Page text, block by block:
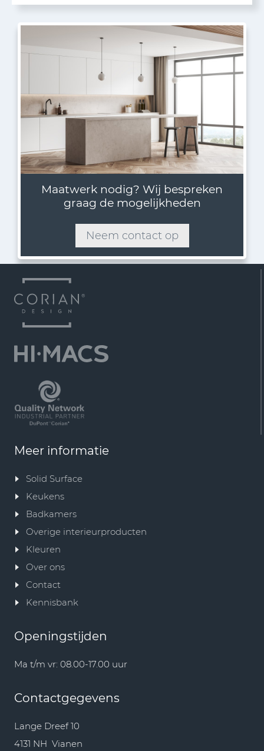
Maatwerk nodig? Wij bespreken
graag de mogelijkheden
Neem contact op
Meer informatie
Solid Surface
Keukens
Badkamers
Overige interieurproducten
Kleuren
Over ons
Contact
Kennisbank
Openingstijden
Ma t/m vr: 08.00-17.00 uur
Contactgegevens
Lange Dreef 10
4131 NH Vianen